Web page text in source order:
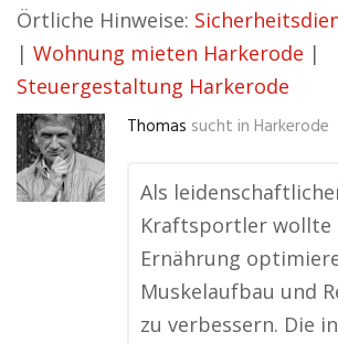
Örtliche Hinweise:
| Wohnung mieten Harkerode |
Steuergestaltung Harkerode
Thomas sucht in Harkerode
Als
Kraftsportler wollte
Ernährung
Muskelaufbau und
zu verbessern. Die